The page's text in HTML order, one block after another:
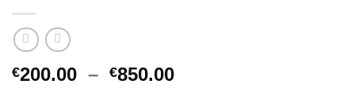
€200.00 – €850.00Plage